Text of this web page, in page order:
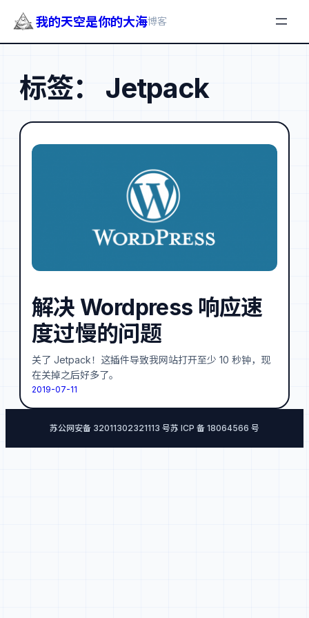
我的天空是你的大海博客
标签： Jetpack
解决 Wordpress 响应速
度过慢的问题
关了 Jetpack！这插件导致我网站打开至少 10 秒钟，现
在关掉之后好多了。
2019-07-11
苏公网安备 32011302321113 号苏 ICP 备 18064566 号